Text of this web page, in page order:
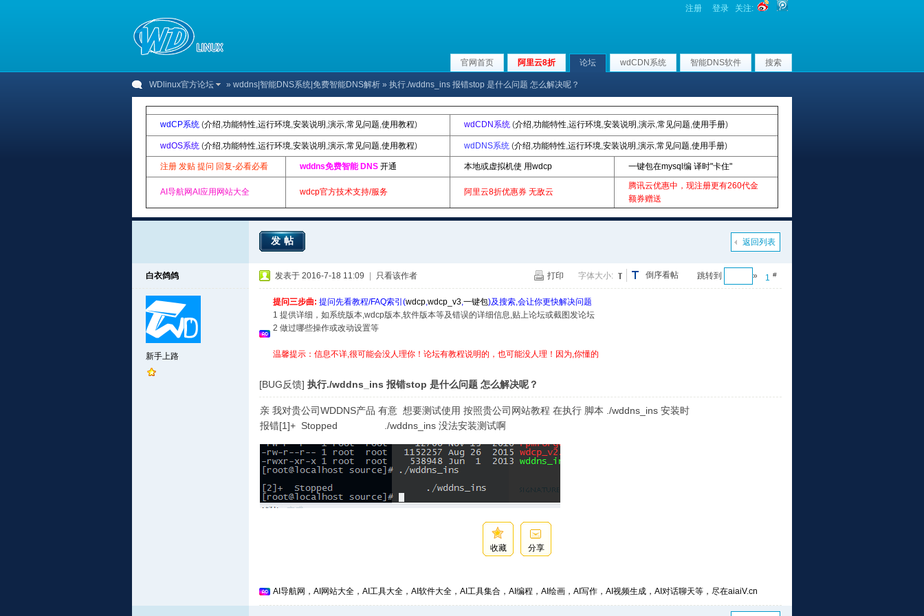
注册 登录 关注:
官网首页 阿里云8折 论坛 wdCDN系统 智能DNS软件 搜索
WDlinux官方论坛 » wddns|智能DNS系统|免费智能DNS解析 » 执行./wddns_ins 报错stop 是什么问题 怎么解决呢？
wdCP系统 (介绍,功能特性,运行环境,安装说明 ,演示,常见问题,使用教程) wdCDN系统 (介绍,功能特性,运行环境,安装说明 ,演示,常见问题,使用手册)
wdOS系统 (介绍,功能特性,运行环境,安装说明 ,演示,常见问题,使用教程) wdDNS系统 (介绍,功能特性,运行环境,安装说明 ,演示,常见问题,使用手册)
注册 发贴 提问 回复-必看必看 wddns免费智能 DNS 开通 本地或虚拟机使 用wdcp 一键包在mysql编 译时"卡住"
AI导航网AI应用网站大全 wdcp官方技术支持/服务 阿里云8折优惠券 无敌云
腾讯云优惠中，现注册更有260代金
额券赠送
返回列表
发帖
白衣鸽鸽
新手上路
1 #
跳转到 »
倒序看帖
打印 字体大小:
发表于 2016-7-18 11:09 只看该作者
提问三步曲: 提问先看教程/FAQ索引(wdcp,wdcp_v3,一键包)及搜索,会让你更快解决问题
1 提供详细，如系统版本,wdcp版本,软件版本等及错误的详细信息,贴上论坛或截图发论坛
2 做过哪些操作或改动设置等
温馨提示：信息不详,很可能会没人理你！论坛有教程说明的，也可能没人理！因为,你懂的
[BUG反馈] 执行./wddns_ins 报错stop 是什么问题 怎么解决呢？
亲 我对贵公司WDDNS产品 有意 想要测试使用 按照贵公司网站教程 在执行 脚本 ./wddns_ins 安装时
报错[1]+ Stopped ./wddns_ins 没法安装测试啊
收藏 分享
AI导航网，AI网站大全，AI工具大全，AI软件大全，AI工具集合，AI编程，AI绘画，AI写作，AI视频生成，AI对话聊天等，尽在aiaiV.cn